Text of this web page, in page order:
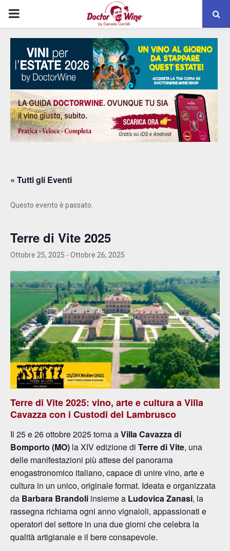
PRIMARY
MENU
« Tutti gli Eventi
Questo evento è passato.
Terre di Vite 2025
Ottobre 25, 2025 - Ottobre 26, 2025
Terre di Vite 2025: vino, arte e cultura a Villa
Cavazza con i Custodi del Lambrusco
Il 25 e 26 ottobre 2025 torna aVilla Cavazza di
Bomporto (MO) la XIV edizione di Terre di Vite, una
delle manifestazioni più attese del panorama
enogastronomico italiano, capace di unire vino, arte e
cultura in un unico, originale format. Ideata e organizzata
da Barbara Brandoli insieme a Ludovica Zanasi, la
rassegna richiama ogni anno vignaioli, appassionati e
operatori del settore in una due giorni che celebra la
qualità artigianale e il bere consapevole.